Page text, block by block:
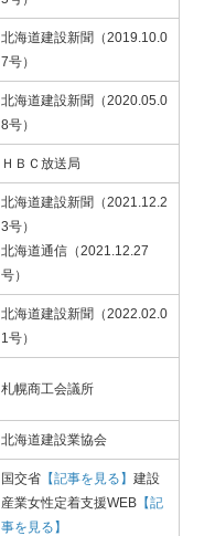
北海道建設新聞（2019.10.0
7号）
北海道建設新聞（2020.05.0
8号）
ＨＢＣ放送局
北海道建設新聞（2021.12.2
3号）​​​​​​​
​​​​​​​北海道通信（2021.12.27
号）
北海道建設新聞（2022.02.0
1号）
札幌商工会議所
北海道建設業協会
国交省 【記事を見る】建設
産業女性定着支援WEB 【記
事を見る】